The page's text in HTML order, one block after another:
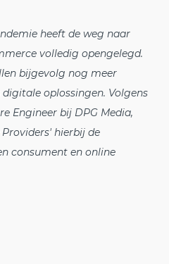
heeft de weg naar
volledig opengelegd.
bijgevolg nog meer
oplossingen. Volgens
Engineer bij DPG Media,
hierbij de
consument en online